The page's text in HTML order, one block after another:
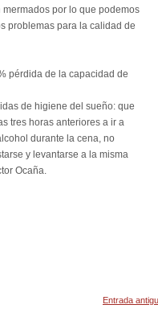
por lo que podemos
problemas para la calidad de
pérdida de la capacidad de
de higiene del sueño: que
tres horas anteriores a ir a
durante la cena, no
y levantarse a la misma
Ocaña.
Entrada